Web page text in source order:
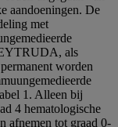
aandoeningen. De
met
als
worden
1. Alleen bij
4 hematologische
afnemen tot graad 0-